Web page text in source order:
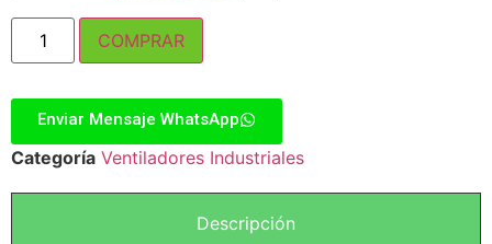
COMPRAR
Enviar Mensaje WhatsApp
Categoría Ventiladores Industriales
Descripción